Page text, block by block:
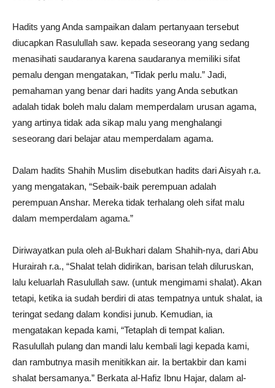
Hadits yang Anda sampaikan dalam pertanyaan tersebut
diucapkan Rasulullah saw. kepada seseorang yang sedang
menasihati saudaranya karena saudaranya memiliki sifat
pemalu dengan mengatakan, “Tidak perlu malu.” Jadi,
pemahaman yang benar dari hadits yang Anda sebutkan
adalah tidak boleh malu dalam memperdalam urusan agama,
yang artinya tidak ada sikap malu yang menghalangi
seseorang dari belajar atau memperdalam agama.
Dalam hadits Shahih Muslim disebutkan hadits dari Aisyah r.a.
yang mengatakan, “Sebaik-baik perempuan adalah
perempuan Anshar. Mereka tidak terhalang oleh sifat malu
dalam memperdalam agama.”
Diriwayatkan pula oleh al-Bukhari dalam Shahih-nya, dari Abu
Hurairah r.a., “Shalat telah didirikan, barisan telah diluruskan,
lalu keluarlah Rasulullah saw. (untuk mengimami shalat). Akan
tetapi, ketika ia sudah berdiri di atas tempatnya untuk shalat, ia
teringat sedang dalam kondisi junub. Kemudian, ia
mengatakan kepada kami, “Tetaplah di tempat kalian.
Rasulullah pulang dan mandi lalu kembali lagi kepada kami,
dan rambutnya masih menitikkan air. Ia bertakbir dan kami
shalat bersamanya.” Berkata al-Hafiz Ibnu Hajar, dalam al-